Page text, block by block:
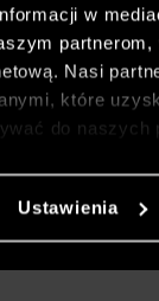
w
Nasi
które
do
w naszej
Ustawienia